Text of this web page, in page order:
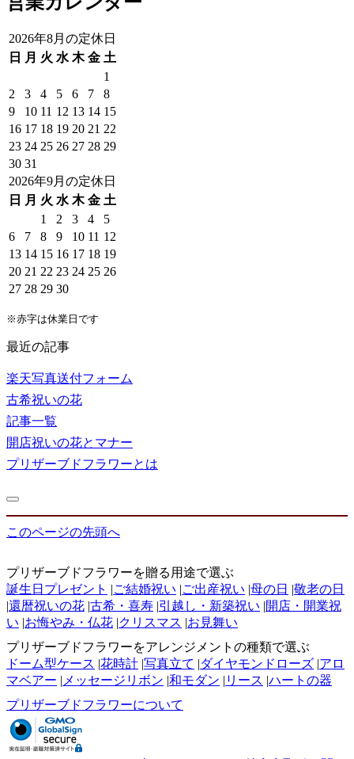
2026年8月の定休日
日
月 火 水 木 金 土
1
2
3 4 5 6 7
8
9
10 11 12 13 14 15
16 17 18 19 20 21 22
23 24 25 26 27 28 29
30 31
2026年9月の定休日
日
月 火 水 木 金 土
1
2 3 4
5
6
7 8 9 10 11 12
13 14 15 16 17 18 19
20 21 22 23 24 25 26
27 28 29 30
※赤字は休業日です
最近の記事
楽天写真送付フォーム
古希祝いの花
記事一覧
開店祝いの花とマナー
プリザーブドフラワーとは
このページの先頭へ
プリザーブドフラワーを贈る用途で選ぶ
誕生日プレゼント |ご結婚祝い |ご出産祝い |母の日 |敬老の日
|還暦祝いの花 |古希・喜寿 |引越し・新築祝い |開店・開業祝
い |お悔やみ・仏花 |クリスマス |お見舞い
プリザーブドフラワーをアレンジメントの種類で選ぶ
ドーム型ケース |花時計 |写真立て |ダイヤモンドローズ |アロ
マベアー | メッセージリボン |和モダン | リース |ハートの器
プリザーブドフラワーについて